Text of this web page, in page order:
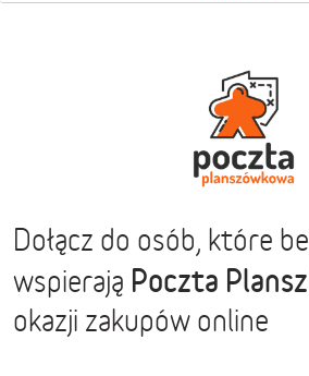
Dołącz do osób, które
wspierają Poczta
okazji zakupów online